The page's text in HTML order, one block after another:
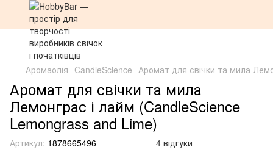
Аромаолія CandleScience Аромат для свічки та мила
Аромат для свічки та мила
Лемонграс і лайм (CandleScience
Lemongrass and Lime)
Артикул: 1878665496 4 відгуки